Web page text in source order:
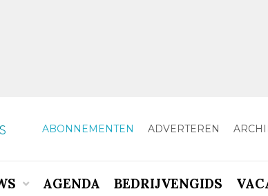
ABONNEMENTEN ADVERTEREN
AGENDA BEDRIJVENGIDS